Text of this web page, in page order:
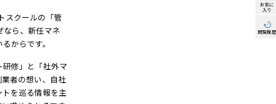
スクールの「管
なら、新任マネ
からです。
修」と「社外マ
者の想い、自社
を巡る情報を主
お気に
入り
閲覧履歴